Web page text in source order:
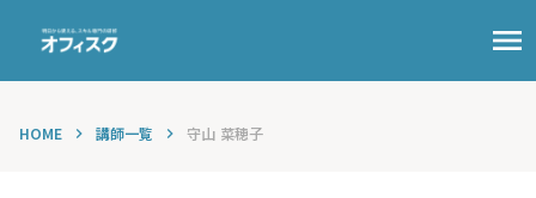
HOME keyboard_arrow_right 講師一覧 keyboard_arrow_right 守山 菜穂子
menu